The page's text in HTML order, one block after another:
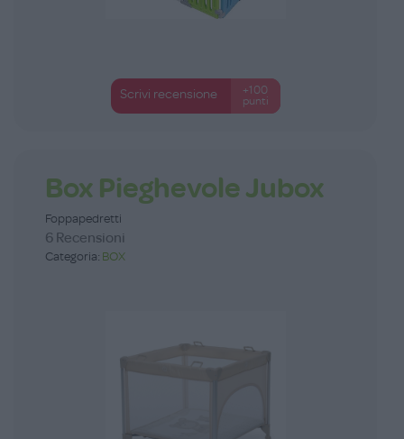
Scrivi recensione
+100
punti
Box Pieghevole Jubox
Foppapedretti
6 Recensioni
Categoria: BOX